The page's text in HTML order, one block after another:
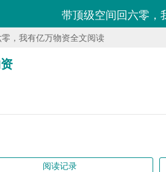
带顶级空间回六零，
，我有亿万物资全文阅读
阅读记录